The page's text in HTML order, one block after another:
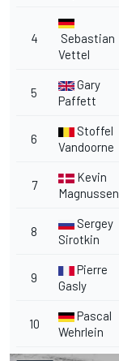
4
Sebastian
Vettel
5
Gary
Paffett
6
Stoffel
Vandoorne
7
Kevin
Magnussen
8
Sergey
Sirotkin
9
Pierre
Gasly
10
Pascal
Wehrlein